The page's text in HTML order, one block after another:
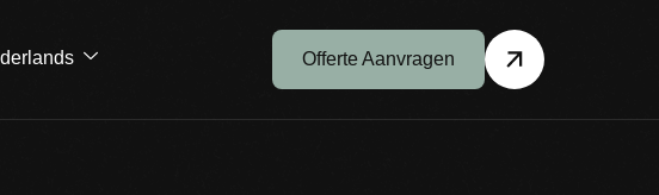
Offerte Aanvragen